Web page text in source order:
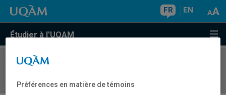
FR EN
Étudier à l'UQAM
COURS//
Préférences en matière de témoins